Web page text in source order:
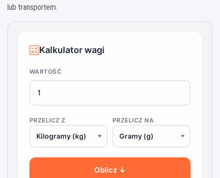
lub transportem.
Kalkulator wagi
WARTOŚĆ
PRZELICZ Z PRZELICZ NA
Oblicz ↓